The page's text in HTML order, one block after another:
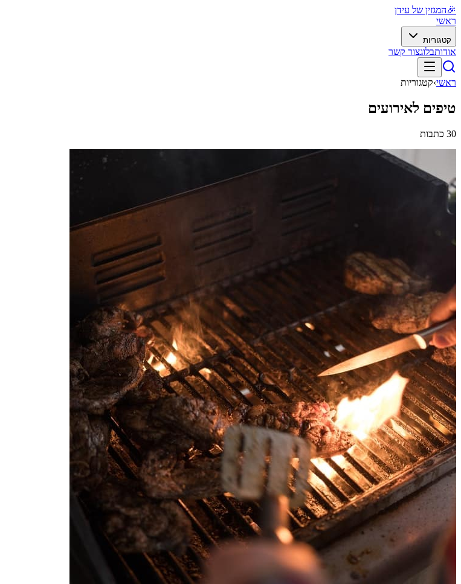
🎉המגזין של עידן
ראשי
קטגוריות
אודותבלוגצור קשר
ראשי›קטגוריות
טיפים לאירועים
30 כתבות